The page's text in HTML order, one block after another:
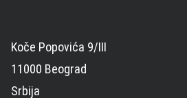
Koče Popovića 9/III
11000 Beograd
Srbija